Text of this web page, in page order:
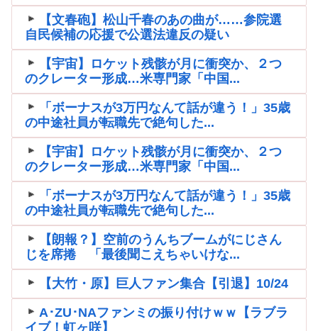
【文春砲】松山千春のあの曲が……参院選
自民候補の応援で公選法違反の疑い
【宇宙】ロケット残骸が月に衝突か、２つ
のクレーター形成…米専門家「中国...
「ボーナスが3万円なんて話が違う！」35歳
の中途社員が転職先で絶句した...
【宇宙】ロケット残骸が月に衝突か、２つ
のクレーター形成…米専門家「中国...
「ボーナスが3万円なんて話が違う！」35歳
の中途社員が転職先で絶句した...
【朗報？】空前のうんちブームがにじさん
じを席捲 「最後聞こえちゃいけな...
【大竹・原】巨人ファン集合【引退】10/24
A･ZU･NAファンミの振り付けｗｗ【ラブラ
イブ！虹ヶ咲】